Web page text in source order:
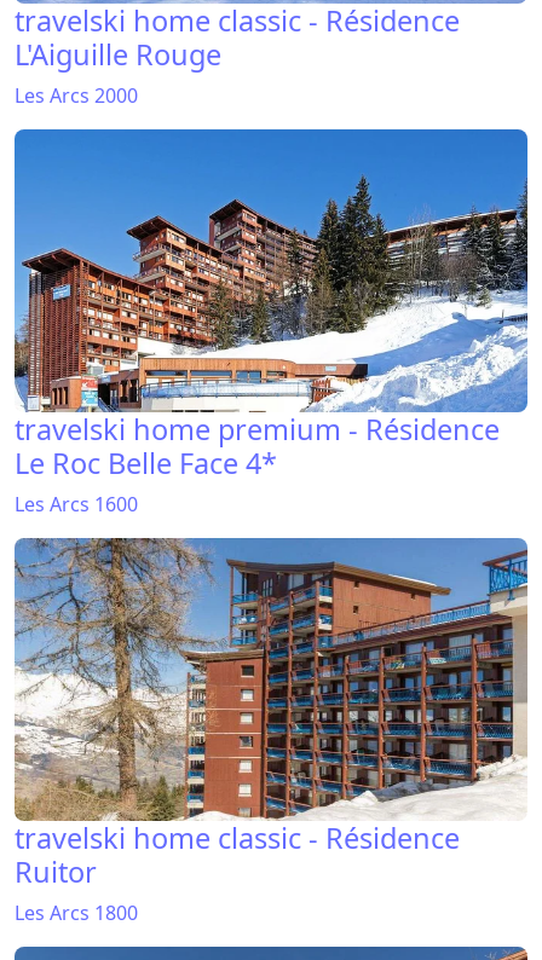
travelski home classic - Résidence
L'Aiguille Rouge
Les Arcs 2000
travelski home premium - Résidence
Le Roc Belle Face 4*
Les Arcs 1600
travelski home classic - Résidence
Ruitor
Les Arcs 1800